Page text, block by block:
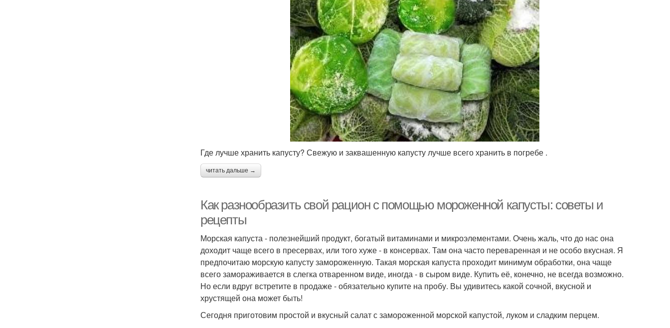
Где лучше хранить капусту? Свежую и заквашенную капусту лучше всего хранить в погребе .
читать дальше →
Как разнообразить свой рацион с помощью мороженной капусты: советы и
рецепты
Морская капуста - полезнейший продукт, богатый витаминами и микроэлементами. Очень жаль, что до нас она
доходит чаще всего в пресервах, или того хуже - в консервах. Там она часто переваренная и не особо вкусная. Я
предпочитаю морскую капусту замороженную. Такая морская капуста проходит минимум обработки, она чаще
всего замораживается в слегка отваренном виде, иногда - в сыром виде. Купить её, конечно, не всегда возможно.
Но если вдруг встретите в продаже - обязательно купите на пробу. Вы удивитесь какой сочной, вкусной и
хрустящей она может быть!
Сегодня приготовим простой и вкусный салат с замороженной морской капустой, луком и сладким перцем.